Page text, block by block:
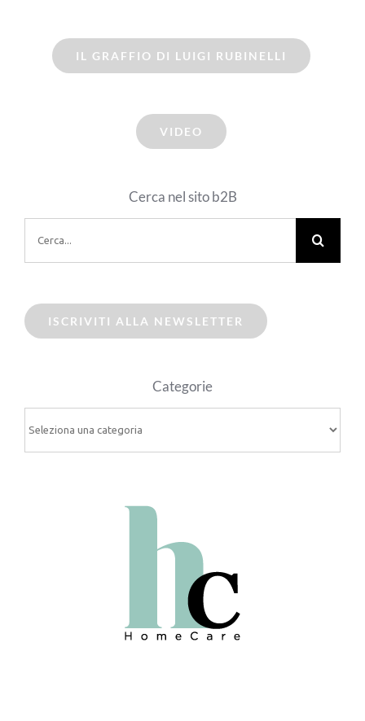
IL GRAFFIO DI LUIGI RUBINELLI
VIDEO
Cerca nel sito b2B
per:
ISCRIVITI ALLA NEWSLETTER
Categorie